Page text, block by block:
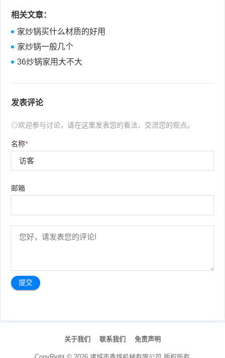
相关文章：
家炒锅买什么材质的好用
家炒锅一般几个
36炒锅家用大不大
发表评论
◎欢迎参与讨论，请在这里发表您的看法、交流您的观点。
名称*
邮箱
关于我们 联系我们 免责声明